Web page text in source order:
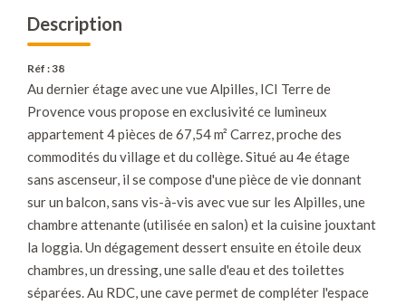
Description
Réf : 38
Au dernier étage avec une vue Alpilles, ICI Terre de
Provence vous propose en exclusivité ce lumineux
appartement 4 pièces de 67,54 m² Carrez, proche des
commodités du village et du collège. Situé au 4e étage
sans ascenseur, il se compose d'une pièce de vie donnant
sur un balcon, sans vis-à-vis avec vue sur les Alpilles, une
chambre attenante (utilisée en salon) et la cuisine jouxtant
la loggia. Un dégagement dessert ensuite en étoile deux
chambres, un dressing, une salle d'eau et des toilettes
séparées. Au RDC, une cave permet de compléter l'espace